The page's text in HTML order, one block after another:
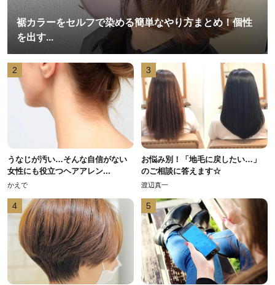
裾カラーをセルフで染める簡単なやり方まとめ！個性
を出す...
2
うなじが汚い…そんな自信がない
女性にも役立つヘアアレン...
かえで
3
お悩み別！「地毛に戻したい…」
のご相談に答えます☆
渡辺真一
4 5